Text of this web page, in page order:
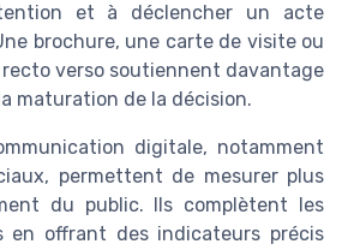
et à déclencher un acte
brochure, une carte de visite ou
verso soutiennent davantage
maturation de la décision.
digitale, notamment
permettent de mesurer plus
du public. Ils complètent les
en offrant des indicateurs précis